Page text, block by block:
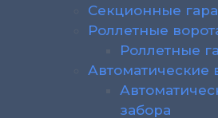
Секционные
Роллетные
Роллетные
Автоматические
забора